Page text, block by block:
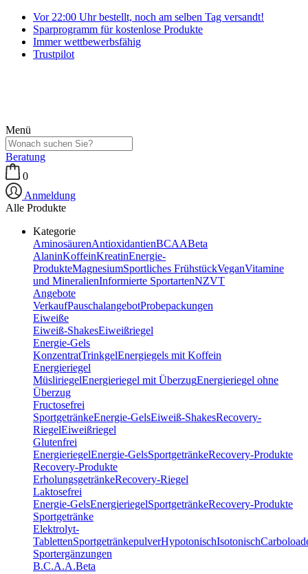
Vor 22:00 Uhr bestellt, noch am selben Tag versandt!
Sparprogramm für kostenlose Produkte
Immer wettbewerbsfähig
Trustpilot
Menü
Beratung
0
Anmeldung
Alle Produkte
Kategorie
AminosäurenAntioxidantienBCAABeta
AlaninKoffeinKreatinEnergie-
ProdukteMagnesiumSportliches FrühstückVeganVitamine
und MineralienInformierte SportartenNZVT
Angebote
VerkaufPauschalangebotProbepackungen
Eiweiße
Eiweiß-ShakesEiweißriegel
Energie-Gels
KonzentratTrinkgelEnergiegels mit Koffein
Energieriegel
MüsliriegelEnergieriegel mit ÜberzugEnergieriegel ohne
Überzug
Fructosefrei
SportgetränkeEnergie-GelsEiweiß-ShakesRecovery-
RiegelEiweißriegel
Glutenfrei
EnergieriegelEnergie-GelsSportgetränkeRecovery-Produkte
Recovery-Produkte
ErholungsgetränkeRecovery-Riegel
Laktosefrei
Energie-GelsEnergieriegelSportgetränkeRecovery-Produkte
Sportgetränke
Elektrolyt-
TablettenSportgetränkepulverHypotonischIsotonisch
Sportergänzungen
B.C.A.A.Beta